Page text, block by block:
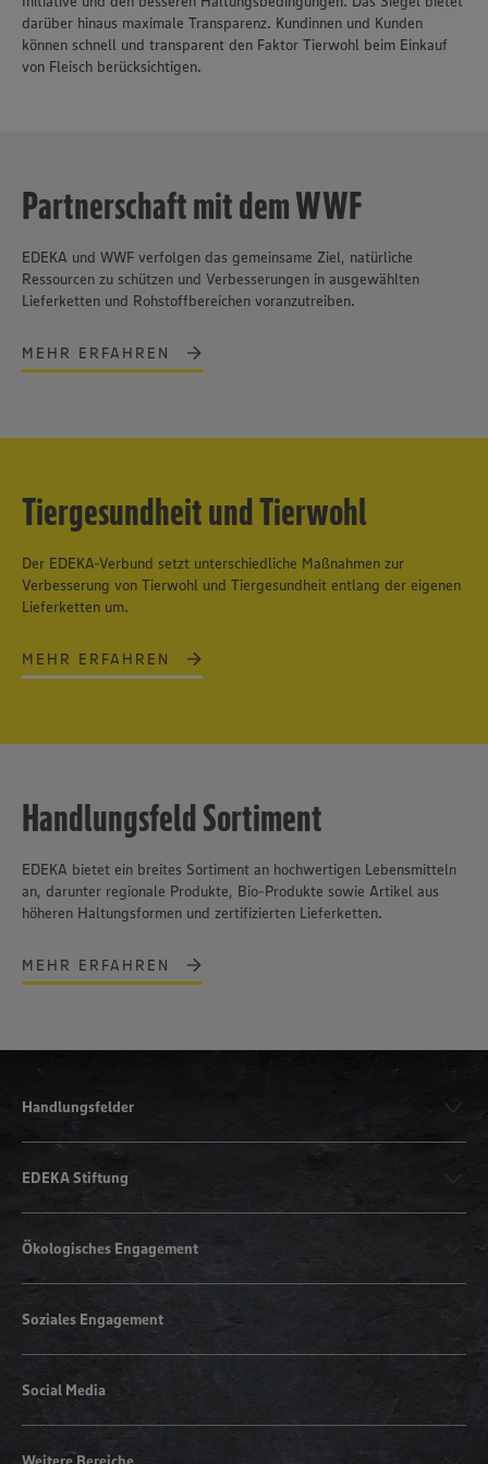
darüber hinaus maximale Transparenz. Kundinnen und Kunden
können schnell und transparent den Faktor Tierwohl beim Einkauf
von Fleisch berücksichtigen.
Partnerschaft mit dem WWF
EDEKA und WWF verfolgen das gemeinsame Ziel, natürliche
Ressourcen zu schützen und Verbesserungen in ausgewählten
Lieferketten und Rohstoffbereichen voranzutreiben.
MEHR ERFAHREN
Tiergesundheit und Tierwohl
Der EDEKA-Verbund setzt unterschiedliche Maßnahmen zur
Verbesserung von Tierwohl und Tiergesundheit entlang der eigenen
Lieferketten um.
MEHR ERFAHREN
Handlungsfeld Sortiment
EDEKA bietet ein breites Sortiment an hochwertigen Lebensmitteln
an, darunter regionale Produkte, Bio-Produkte sowie Artikel aus
höheren Haltungsformen und zertifizierten Lieferketten.
MEHR ERFAHREN
Handlungsfelder
EDEKA Stiftung
Ökologisches Engagement
Soziales Engagement
Social Media